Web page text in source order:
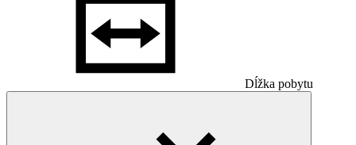
Dĺžka pobytu